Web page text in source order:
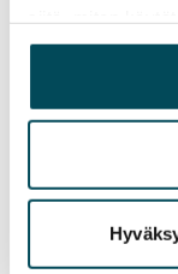
yhdistää näitä
heille tai joita on
palvelujaan.
• ymmärrät
• taidat
• olet vahva
• osaat
laskemme